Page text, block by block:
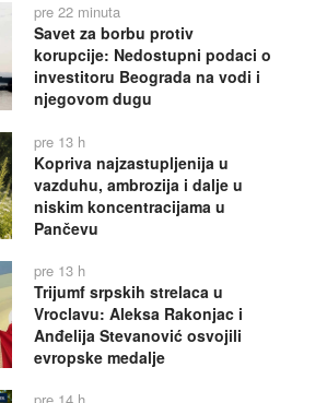
pre 22 minuta
Savet za borbu protiv
korupcije: Nedostupni podaci o
investitoru Beograda na vodi i
njegovom dugu
pre 13 h
Kopriva najzastupljenija u
vazduhu, ambrozija i dalje u
niskim koncentracijama u
Pančevu
pre 13 h
Trijumf srpskih strelaca u
Vroclavu: Aleksa Rakonjac i
Anđelija Stevanović osvojili
evropske medalje
pre 14 h